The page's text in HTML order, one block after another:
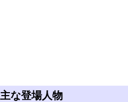
主な登場人物